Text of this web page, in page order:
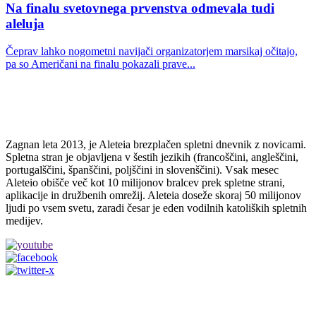
Na finalu svetovnega prvenstva odmevala tudi
aleluja
Čeprav lahko nogometni navijači organizatorjem marsikaj očitajo,
pa so Američani na finalu pokazali prave...
Zagnan leta 2013, je Aleteia brezplačen spletni dnevnik z novicami.
Spletna stran je objavljena v šestih jezikih (francoščini, angleščini,
portugalščini, španščini, poljščini in slovenščini). Vsak mesec
Aleteio obišče več kot 10 milijonov bralcev prek spletne strani,
aplikacije in družbenih omrežij. Aleteia doseže skoraj 50 milijonov
ljudi po vsem svetu, zaradi česar je eden vodilnih katoliških spletnih
medijev.